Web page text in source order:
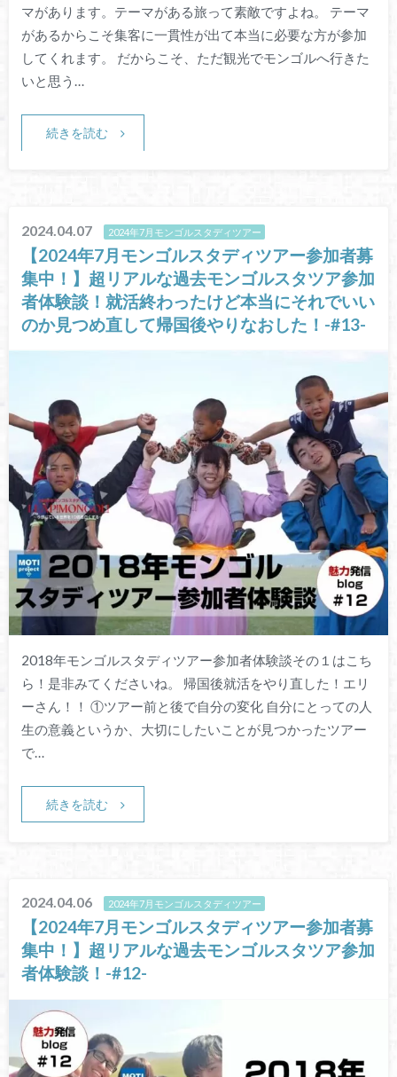
マがあります。テーマがある旅って素敵ですよね。 テーマ
があるからこそ集客に一貫性が出て本当に必要な方が参加
してくれます。 だからこそ、ただ観光でモンゴルへ行きた
いと思う…
続きを読む
2024.04.07 2024年7月モンゴルスタディツアー
【2024年7月モンゴルスタディツアー参加者募
集中！】超リアルな過去モンゴルスタツア参加
者体験談！就活終わったけど本当にそれでいい
のか見つめ直して帰国後やりなおした！-#13-
2018年モンゴルスタディツアー参加者体験談その１はこち
ら！是非みてくださいね。 帰国後就活をやり直した！エリ
ーさん！！ ①ツアー前と後で自分の変化 自分にとっての人
生の意義というか、大切にしたいことが見つかったツアー
で…
続きを読む
2024.04.06 2024年7月モンゴルスタディツアー
【2024年7月モンゴルスタディツアー参加者募
集中！】超リアルな過去モンゴルスタツア参加
者体験談！-#12-